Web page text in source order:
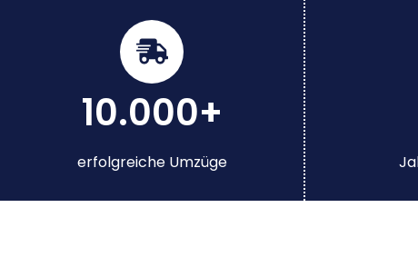
10.000+
erfolgreiche Umzüge